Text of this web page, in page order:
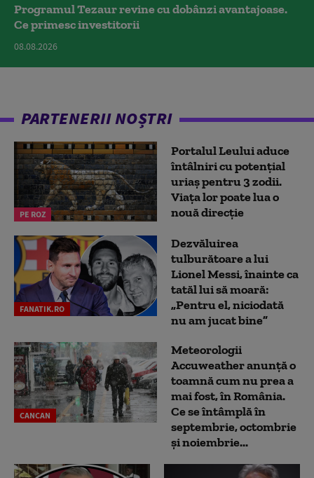
Programul Tezaur revine cu dobânzi avantajoase.
Ce primesc investitorii
08.08.2026
PARTENERII NOȘTRI
PE ROZ
Portalul Leului aduce
întâlniri cu potențial
uriaș pentru 3 zodii.
Viața lor poate lua o
nouă direcție
FANATIK.RO
Dezvăluirea
tulburătoare a lui
Lionel Messi, înainte ca
tatăl lui să moară:
„Pentru el, niciodată
nu am jucat bine”
CANCAN
Meteorologii
Accuweather anunță o
toamnă cum nu prea a
mai fost, în România.
Ce se întâmplă în
septembrie, octombrie
și noiembrie...